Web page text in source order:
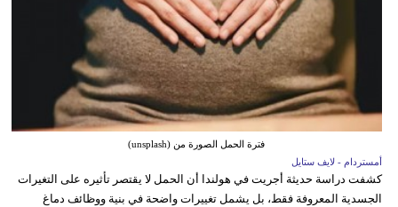
فترة الحمل الصورة من (unsplash)
أمستردام - لايف ستايل
كشفت دراسة حديثة أجريت في هولندا أن الحمل لا يقتصر تأثيره على التغيرات
الجسدية المعروفة فقط، بل يشمل تغييرات واضحة في بنية ووظائف دماغ